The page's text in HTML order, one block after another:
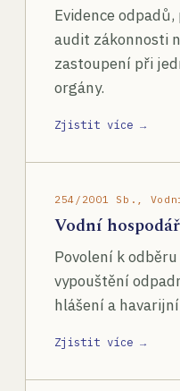
Evidence
audit zákonnosti
zastoupení při
orgány.
Zjistit více →
254/2001 Sb.,
Vodní
Povolení k
vypouštění
hlášení a
Zjistit více →